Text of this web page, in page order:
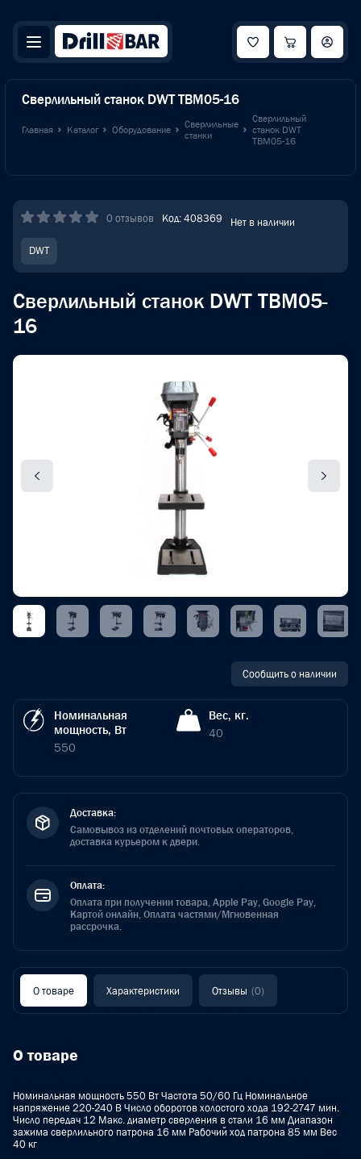
Сверлильный станок DWT TBM05-16
Главная Каталог Оборудование
Сверлильные
станки
Сверлильный
станок DWT
TBM05-16
0 отзывов Код: 408369 Нет в наличии
DWT
Сверлильный станок DWT TBM05-
16
Сообщить о наличии
Номинальная
мощность, Вт
550
Вес, кг.
40
Доставка:
Самовывоз из отделений почтовых операторов,
доставка курьером к двери.
Оплата:
Оплата при получении товара, Apple Pay, Google Pay,
Картой онлайн, Оплата частями/Мгновенная
рассрочка.
О товаре Характеристики Отзывы (0)
О товаре
Номинальная мощность 550 Вт Частота 50/60 Гц Номинальное
напряжение 220-240 B Число оборотов холостого хода 192-2747 мин.
Число передач 12 Макс. диаметр сверления в стали 16 мм Диапазон
зажима сверлильного патрона 16 мм Рабочий ход патрона 85 мм Вес
40 кг